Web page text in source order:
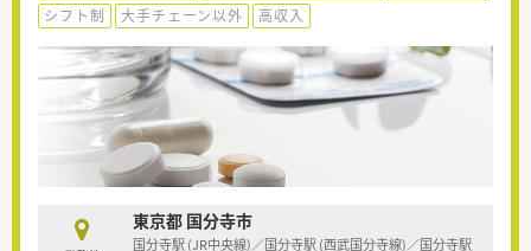
シフト制
大手チェーン以外 高収入
東京都 国分寺市
国分寺駅 (JR中央線)／国分寺駅 (西武国分寺線)／国分寺駅